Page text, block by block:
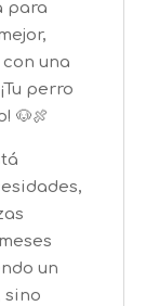
para
una
perro
🐶🍖
un
sino